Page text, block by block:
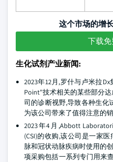
这个市场的增
下载免
生化试剂产业新闻:
2023年12月,罗什与卢米拉
Point"技术相关的某些部分
司的诊断视野,导致各种生化
为该公司带来了值得注意的销
2023年4月,Abbott
(CSI)的收购,该公司是一家
脉和冠状动脉疾病时使用的
项采购包括一系列专门用来